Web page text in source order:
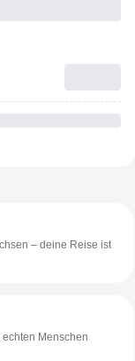
– deine Reise ist
Menschen